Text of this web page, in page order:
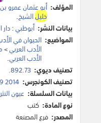
المؤلف: أبو عثمان عمرو
خليلالشيخ.
بيانات النشر: أبوظبي:
المواضيع: الحيوان في
الأدب العربي>
الأدب العربي.
تصنيف ديوي: 892.73.
تصنيف الكونجرس: 2014
بيانات السلسلة: عيون
نوع المادة: كتب
المصدر: فرع المصنعة